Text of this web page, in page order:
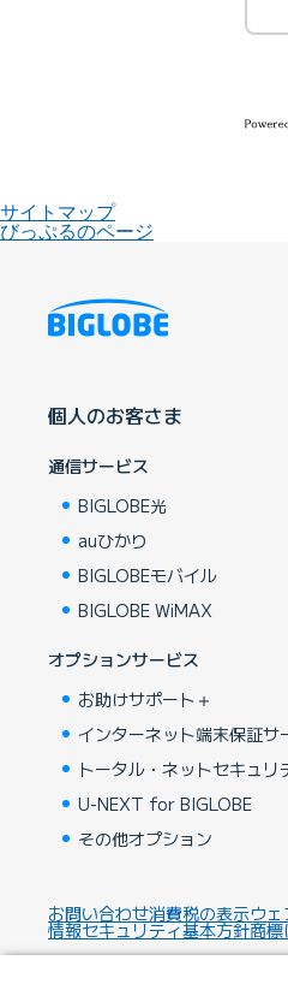
サイトマップ
びっぷるのページ
個人のお客さま
通信サービス
BIGLOBE光
auひかり
BIGLOBEモバイル
BIGLOBE WiMAX
オプションサービス
お助けサポート＋
インターネット端末保証サ
トータル・ネットセキュリ
U-NEXT for BIGLOBE
その他オプション
お問い合わせ消費税の表示ウ
情報セキュリティ基本方針商標